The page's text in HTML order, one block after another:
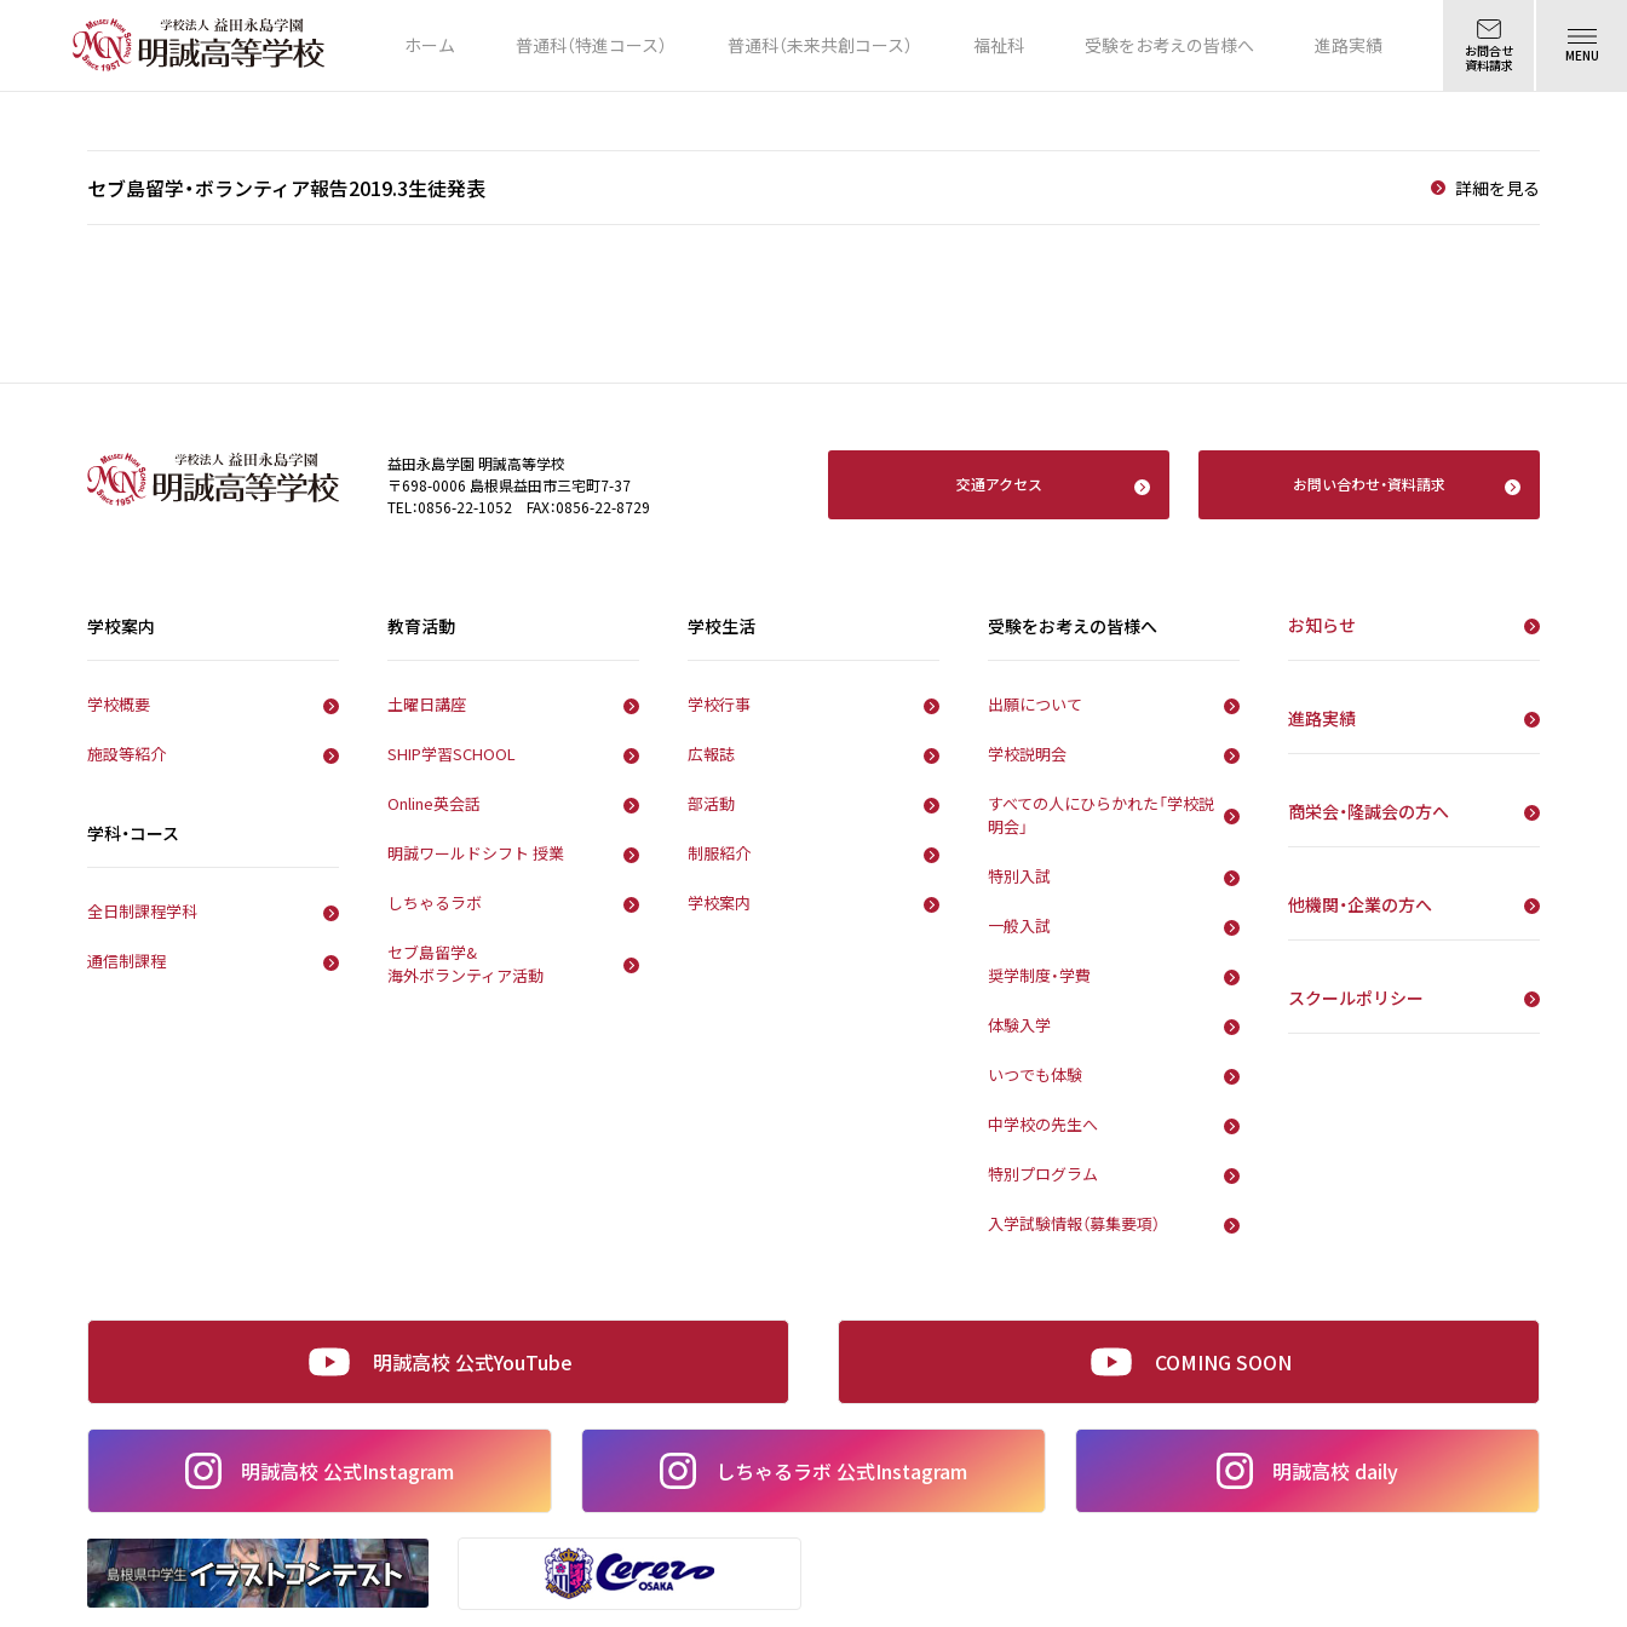
ホーム 普通科（特進コース） 普通科（未来共創コース） 福祉科 受験をお考えの皆様へ 進路実績
お問合せ
資料請求
MENU
セブ島留学・ボランティア報告2019.3生徒発表 詳細を見る
益田永島学園 明誠高等学校
〒698-0006 島根県益田市三宅町7-37
TEL：0856-22-1052 FAX：0856-22-8729
交通アクセス お問い合わせ・資料請求
学校案内
学校概要
施設等紹介
学科・コース
全日制課程学科
通信制課程
教育活動
土曜日講座
SHIP学習SCHOOL
Online英会話
明誠ワールドシフト 授業
しちゃるラボ
セブ島留学&
海外ボランティア活動
学校生活
学校行事
広報誌
部活動
制服紹介
学校案内
受験をお考えの皆様へ
出願について
学校説明会
すべての人にひらかれた「学校説
明会」
特別入試
一般入試
奨学制度・学費
体験入学
いつでも体験
中学校の先生へ
特別プログラム
入学試験情報（募集要項）
お知らせ
進路実績
商栄会・隆誠会の方へ
他機関・企業の方へ
スクールポリシー
明誠高校 公式YouTube COMING SOON
明誠高校 公式Instagram しちゃるラボ 公式Instagram 明誠高校 daily